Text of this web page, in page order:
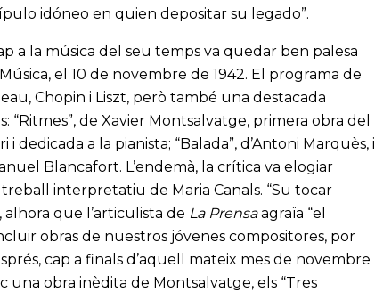
idóneo en quien depositar su legado”.
a la música del seu temps va quedar ben palesa
el 10 de novembre de 1942. El programa de
Chopin i Liszt, però també una destacada
“Ritmes”, de Xavier Montsalvatge, primera obra del
a la pianista; “Balada”, d’Antoni Marquès, i
Blancafort. L’endemà, la crítica va elogiar
interpretatiu de Maria Canals. “Su tocar
que l’articulista de La Prensaagraïa “el
obras de nuestros jóvenes compositores, por
cap a finals d’aquell mateix mes de novembre
una obra inèdita de Montsalvatge, els “Tres